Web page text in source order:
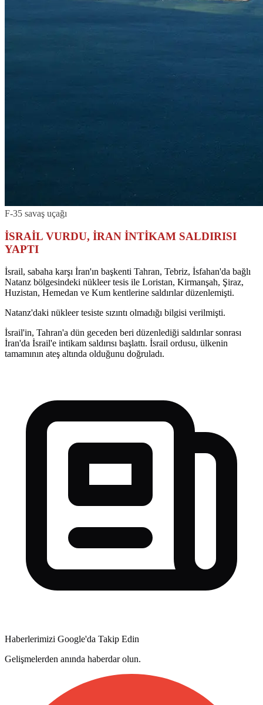
F-35 savaş uçağı
İSRAİL VURDU, İRAN İNTİKAM SALDIRISI
YAPTI
İsrail, sabaha karşı İran'ın başkenti Tahran, Tebriz, İsfahan'da bağlı
Natanz bölgesindeki nükleer tesis ile Loristan, Kirmanşah, Şiraz,
Huzistan, Hemedan ve Kum kentlerine saldırılar düzenlemişti.
Natanz'daki nükleer tesiste sızıntı olmadığı bilgisi verilmişti.
İsrail'in, Tahran'a dün geceden beri düzenlediği saldırılar sonrası
İran'da İsrail'e intikam saldırısı başlattı. İsrail ordusu, ülkenin
tamamının ateş altında olduğunu doğruladı.
Haberlerimizi Google'da Takip Edin
Gelişmelerden anında haberdar olun.